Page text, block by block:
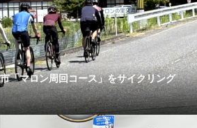
「マロン周回コース」をサイクリング